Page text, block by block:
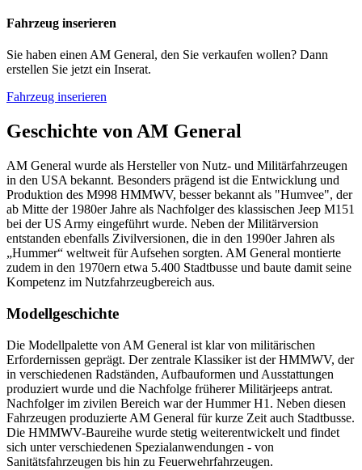
Fahrzeug inserieren
Sie haben einen AM General, den Sie verkaufen wollen? Dann
erstellen Sie jetzt ein Inserat.
Fahrzeug inserieren
Geschichte von AM General
AM General wurde als Hersteller von Nutz- und Militärfahrzeugen
in den USA bekannt. Besonders prägend ist die Entwicklung und
Produktion des M998 HMMWV, besser bekannt als "Humvee", der
ab Mitte der 1980er Jahre als Nachfolger des klassischen Jeep M151
bei der US Army eingeführt wurde. Neben der Militärversion
entstanden ebenfalls Zivilversionen, die in den 1990er Jahren als
„Hummer“ weltweit für Aufsehen sorgten. AM General montierte
zudem in den 1970ern etwa 5.400 Stadtbusse und baute damit seine
Kompetenz im Nutzfahrzeugbereich aus.
Modellgeschichte
Die Modellpalette von AM General ist klar von militärischen
Erfordernissen geprägt. Der zentrale Klassiker ist der HMMWV, der
in verschiedenen Radständen, Aufbauformen und Ausstattungen
produziert wurde und die Nachfolge früherer Militärjeeps antrat.
Nachfolger im zivilen Bereich war der Hummer H1. Neben diesen
Fahrzeugen produzierte AM General für kurze Zeit auch Stadtbusse.
Die HMMWV-Baureihe wurde stetig weiterentwickelt und findet
sich unter verschiedenen Spezialanwendungen - von
Sanitätsfahrzeugen bis hin zu Feuerwehrfahrzeugen.